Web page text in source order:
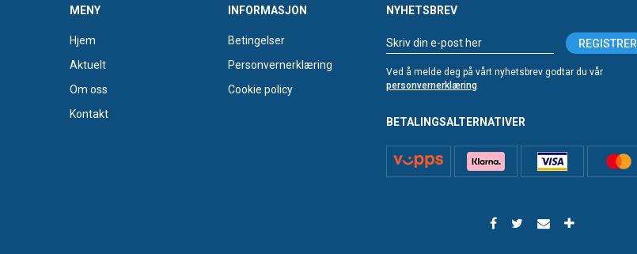
MENY
Hjem
Aktuelt
Om oss
Kontakt
INFORMASJON
Betingelser
Personvernerklæring
Cookie policy
NYHETSBREV
REGISTRER
Ved å melde deg på vårt nyhetsbrev godtar du vår
personvernerklæring
BETALINGSALTERNATIVER